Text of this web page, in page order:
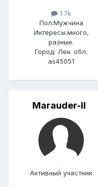
1.7k
Пол:Мужчина
Интересы:много,
разные.
Город: Лен. обл.
as45051
Marauder-II
Активный участник